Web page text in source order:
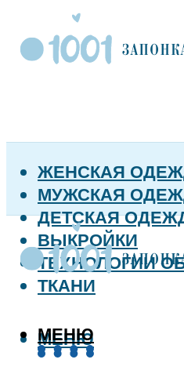
ЖЕНСКАЯ
МУЖСКАЯ
ДЕТСКАЯ
ВЫКРОЙКИ
ТЕХНОЛОГИИ
ТКАНИ
МЕНЮ
МЕНЮ